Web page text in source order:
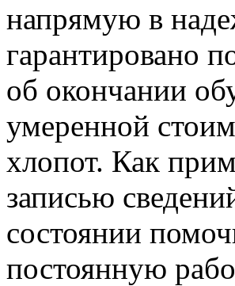
напрямую в
гарантировано
об окончании
умеренной
хлопот. Как
записью
состоянии
постоянную